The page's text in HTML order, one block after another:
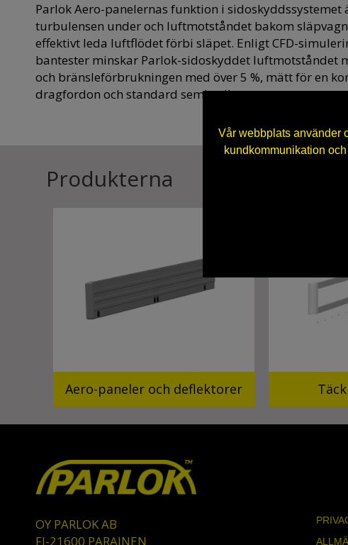
Vår webbplats använder
kundkommunikation
Parlok Aero-panelernas funktion i sidoskyddssystemet
turbulensen under och luftmotståndet bakom
effektivt leda luftflödet förbi släpet. Enligt CFD-
bantester minskar Parlok-sidoskyddet luftmotståndet
och bränsleförbrukningen med över 5 %, mätt för en
dragfordon och standard semitrailer.
Produkterna
Aero-paneler och deflektorer
OY PARLOK AB
FI-21600 PARAINEN